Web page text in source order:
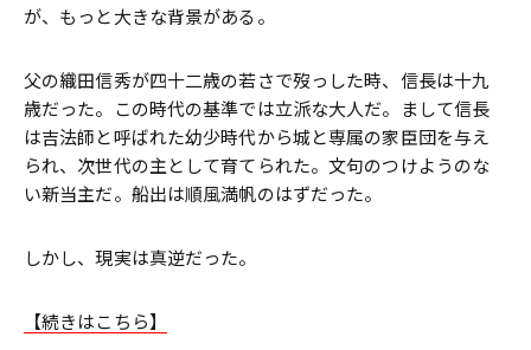
が、もっと大きな背景がある。
父の織田信秀が四十二歳の若さで歿っした時、信長は十九
歳だった。この時代の基準では立派な大人だ。まして信長
は吉法師と呼ばれた幼少時代から城と専属の家臣団を与え
られ、次世代の主として育てられた。文句のつけようのな
い新当主だ。船出は順風満帆のはずだった。
しかし、現実は真逆だった。
【続きはこちら】